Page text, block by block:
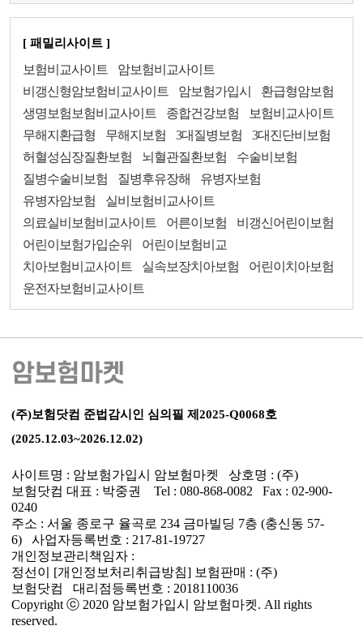
[ 패밀리사이트 ]
보험비교사이트
암보험비교사이트
비갱신형암보험비교사이트
암보험가입시
환급형암보험
생명보험보험비교사이트
종합건강보험
보험비교사이트
무해지환급형
무해지보험 3대질병보험
3대진단비보험
허혈성심장질환보험
뇌혈관질환보험
수술비보험
질병수술비보험
질병후유장해
유병자보험
유병자암보험
실비보험비교사이트
의료실비보험비교사이트
어른이보험
비갱신어린이보험
어린이보험가입순위
어린이보험비교
치아보험비교사이트
실속보장치아보험
어린이치아보험
운전자보험비교사이트
암보험마켓
(주)보험닷컴 준법감시인 심의필 제2025-Q0068호
(2025.12.03~2026.12.02)
사이트명 : 암보험가입시 암보험마켓 상호명 : (주)
보험닷컴 대표 : 박중권 Tel : 080-868-0082 Fax : 02-900-
0240
주소 : 서울 종로구 율곡로 234 금마빌딩 7층 (충신동 57-
6) 사업자등록번호 : 217-81-19727
개인정보관리책임자 :
정선이 [개인정보처리취급방침] 보험판매 : (주)
보험닷컴 대리점등록번호 : 2018110036
Copyright ⓒ 2020 암보험가입시 암보험마켓. All rights
reserved.